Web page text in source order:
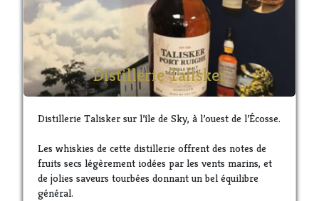
Distillerie Talisker
Distillerie Talisker sur l’île de Sky, à l’ouest de l’Écosse.
Les whiskies de cette distillerie offrent des notes de
fruits secs légèrement iodées par les vents marins, et
de jolies saveurs tourbées donnant un bel équilibre
général.